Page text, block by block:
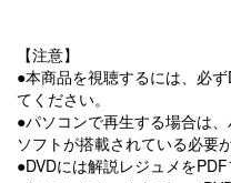
【注意】
●本商品を視聴するには、必
てください。
●パソコンで再生する場合は
ソフトが搭載されている必要
●DVDには解説レジュメを